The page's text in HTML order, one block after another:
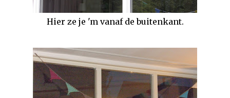
Hier ze je 'm vanaf de buitenkant.